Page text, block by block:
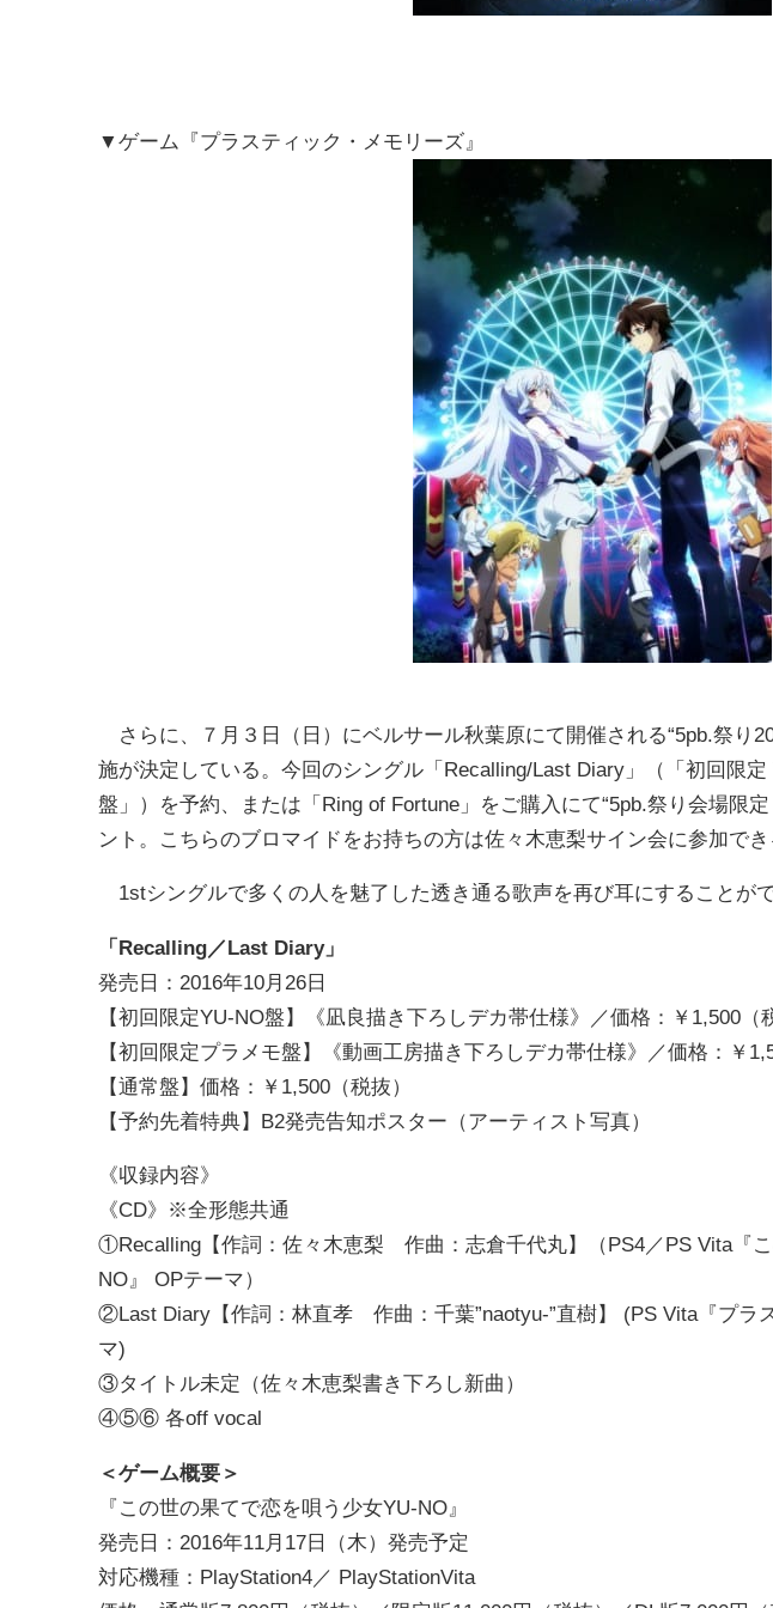
▼ゲーム『プラスティック・メモリーズ』
さらに、７月３日（日）にベルサール秋葉原にて開催される“5pb.祭り
施が決定している。今回のシングル「Recalling/Last Diary」（「初回限
盤」）を予約、または「Ring of Fortune」をご購入にて“5pb.祭り会場限
ント。こちらのブロマイドをお持ちの方は佐々木恵梨サイン会に参加でき
1stシングルで多くの人を魅了した透き通る歌声を再び耳にすることが
「Recalling／Last Diary」
発売日：2016年10月26日
【初回限定YU-NO盤】《凪良描き下ろしデカ帯仕様》／価格：￥1,500（
【初回限定プラメモ盤】《動画工房描き下ろしデカ帯仕様》／価格：￥
【通常盤】価格：￥1,500（税抜）
【予約先着特典】B2発売告知ポスター（アーティスト写真）
《収録内容》
《CD》※全形態共通
①Recalling【作詞：佐々木恵梨 作曲：志倉千代丸】（PS4／PS Vita『
NO』 OPテーマ）
②Last Diary【作詞：林直孝 作曲：千葉”naotyu-”直樹】 (PS Vita『プラ
マ)
③タイトル未定（佐々木恵梨書き下ろし新曲）
④⑤⑥ 各off vocal
＜ゲーム概要＞
『この世の果てで恋を唄う少女YU-NO』
発売日：2016年11月17日（木）発売予定
対応機種：PlayStation4／ PlayStationVita